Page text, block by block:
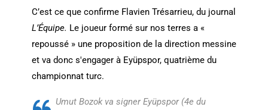
C’est ce que confirme Flavien Trésarrieu, du journal
L’Équipe. Le joueur formé sur nos terres a «
repoussé » une proposition de la direction messine
et va donc s'engager à Eyüpspor, quatrième du
championnat turc.
Umut Bozok va signer Eyüpspor (4e du